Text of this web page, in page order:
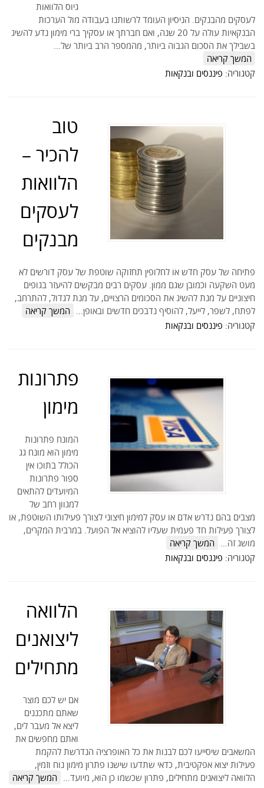
גיוס הלוואות
לעסקים מהבנקים. הניסיון העומד לרשותנו בעבודה מול הערכות
הבנקאיות עולה על 20 שנה, ואם חברתך או עסקיך ברי מימון נדע להשיג
בשבילך את הסכום הגבוה ביותר, מהמספר הרב ביותר של…
המשך קריאה
קטגוריה: פיננסים ובנקאות
טוב
להכיר –
הלוואות
לעסקים
מבנקים
פתיחה של עסק חדש או לחלופין תחזוקה שוטפת של עסק דורשים לא
מעט השקעה וכמובן שגם ממון. עסקים רבים מבקשים להיעזר בגופים
חיצוניים על מנת להשיג את הסכומים הרצויים, על מנת לגדול, להתרחב,
לפתח, לשפר, לייעל, להוסיף נדבכים חדשים ובאופן… המשך קריאה
קטגוריה: פיננסים ובנקאות
פתרונות
מימון
המונח פתרונות
מימון הוא מונח גג
הכולל בתוכו אין
ספור פתרונות
המיועדים להתאים
למגוון רחב של
מצבים בהם נדרש אדם או עסק למימון חיצוני לצורך פעילותו השוטפת, או
לצורך פעילות חד פעמית שעליו להוציא אל הפועל. במרבית המקרים,
מושג זה… המשך קריאה
קטגוריה: פיננסים ובנקאות
הלוואה
ליצואנים
מתחילים
אם יש לכם מוצר
שאתם מתכננים
ליצא אל מעבר לים,
ואתם מחפשים את
המשאבים שיסייעו לכם לבנות את כל האופרציה הנדרשת להקמת
פעילות יצוא אפקטיבית, כדאי שתדעו שישנו פתרון מימון נוח וזמין,
הלוואה ליצואנים מתחילים, פתרון שכשמו כן הוא, מיועד… המשך קריאה